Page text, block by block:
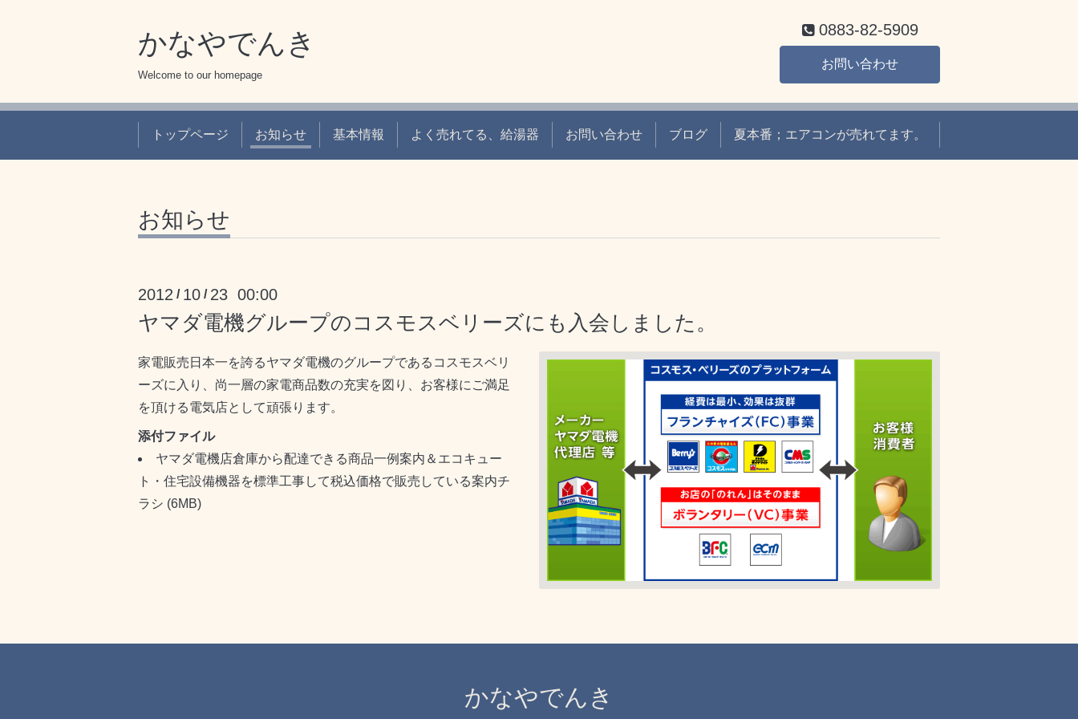
かなやでんき
Welcome to our homepage
0883-82-5909
お問い合わせ
トップページ お知らせ 基本情報 よく売れてる、給湯器 お問い合わせ ブログ 夏本番；エアコンが売れてます。
お知らせ
2012 / 10 / 23 00:00
ヤマダ電機グループのコスモスベリーズにも入会しました。
家電販売日本一を誇るヤマダ電機のグループであるコスモスベリ
ーズに入り、尚一層の家電商品数の充実を図り、お客様にご満足
を頂ける電気店として頑張ります。
添付ファイル
ヤマダ電機店倉庫から配達できる商品一例案内＆エコキュー
ト・住宅設備機器を標準工事して税込価格で販売している案内チ
ラシ (6MB)
かなやでんき